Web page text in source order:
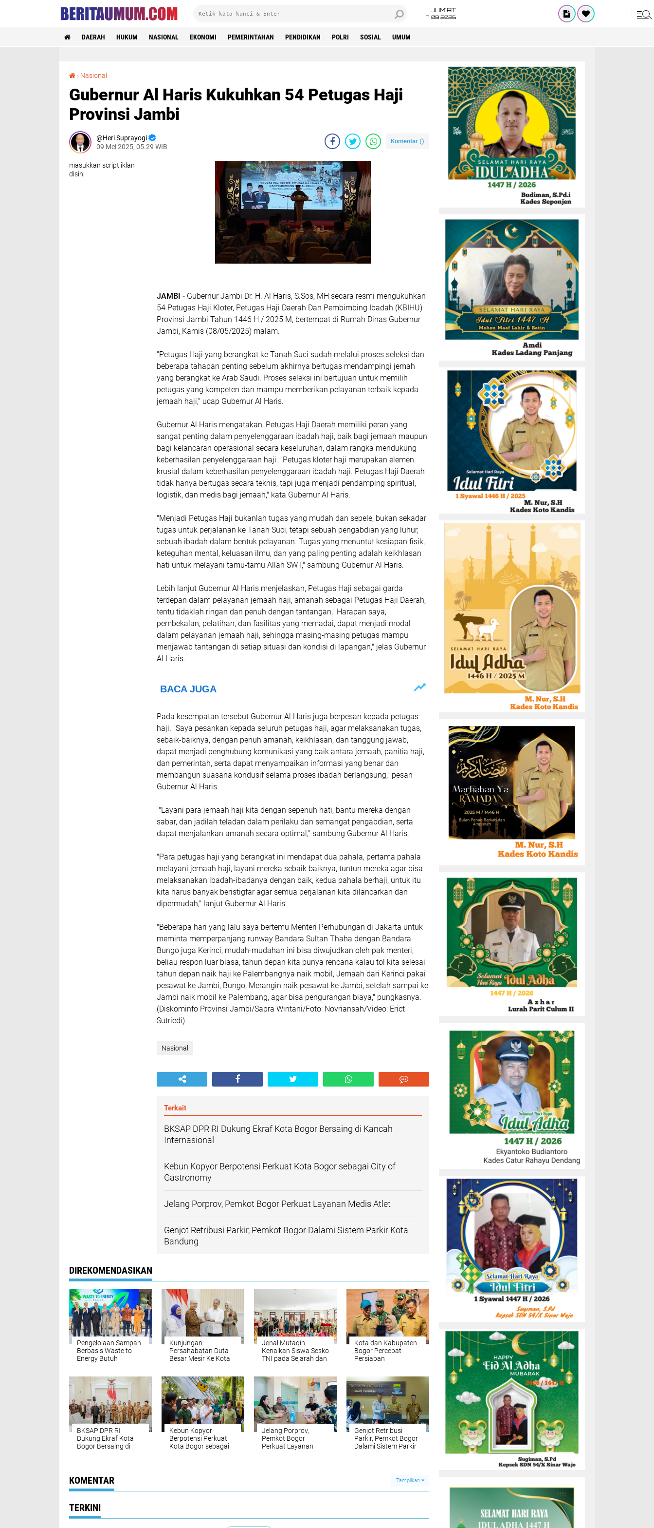
JUM'AT
7 08 2026
DAERAH HUKUM NASIONAL EKONOMI PEMERINTAHAN PENDIDIKAN POLRI SOSIAL UMUM
› Nasional
Gubernur Al Haris Kukuhkan 54 Petugas Haji
Provinsi Jambi
Heri Suprayogi
09 Mei 2025, 05.29 WIB
Komentar ()
masukkan script iklan
disini
JAMBI - Gubernur Jambi Dr. H. Al Haris, S.Sos, MH secara resmi mengukuhkan
54 Petugas Haji Kloter, Petugas Haji Daerah Dan Pembimbing Ibadah (KBIHU)
Provinsi Jambi Tahun 1446 H / 2025 M, bertempat di Rumah Dinas Gubernur
Jambi, Kamis (08/05/2025) malam.
"Petugas Haji yang berangkat ke Tanah Suci sudah melalui proses seleksi dan
beberapa tahapan penting sebelum akhirnya bertugas mendampingi jemah
yang berangkat ke Arab Saudi. Proses seleksi ini bertujuan untuk memilih
petugas yang kompeten dan mampu memberikan pelayanan terbaik kepada
jemaah haji," ucap Gubernur Al Haris.
Gubernur Al Haris mengatakan, Petugas Haji Daerah memiliki peran yang
sangat penting dalam penyelenggaraan ibadah haji, baik bagi jemaah maupun
bagi kelancaran operasional secara keseluruhan, dalam rangka mendukung
keberhasilan penyelenggaraan haji. "Petugas kloter haji merupakan elemen
krusial dalam keberhasilan penyelenggaraan ibadah haji. Petugas Haji Daerah
tidak hanya bertugas secara teknis, tapi juga menjadi pendamping spiritual,
logistik, dan medis bagi jemaah," kata Gubernur Al Haris.
"Menjadi Petugas Haji bukanlah tugas yang mudah dan sepele, bukan sekadar
tugas untuk perjalanan ke Tanah Suci, tetapi sebuah pengabdian yang luhur,
sebuah ibadah dalam bentuk pelayanan. Tugas yang menuntut kesiapan fisik,
keteguhan mental, keluasan ilmu, dan yang paling penting adalah keikhlasan
hati untuk melayani tamu-tamu Allah SWT," sambung Gubernur Al Haris.
Lebih lanjut Gubernur Al Haris menjelaskan, Petugas Haji sebagai garda
terdepan dalam pelayanan jemaah haji, amanah sebagai Petugas Haji Daerah,
tentu tidaklah ringan dan penuh dengan tantangan," Harapan saya,
pembekalan, pelatihan, dan fasilitas yang memadai, dapat menjadi modal
dalam pelayanan jemaah haji, sehingga masing-masing petugas mampu
menjawab tantangan di setiap situasi dan kondisi di lapangan," jelas Gubernur
Al Haris.
Pada kesempatan tersebut Gubernur Al Haris juga berpesan kepada petugas
haji. "Saya pesankan kepada seluruh petugas haji, agar melaksanakan tugas,
sebaik-baiknya, dengan penuh amanah, keikhlasan, dan tanggung jawab,
dapat menjadi penghubung komunikasi yang baik antara jemaah, panitia haji,
dan pemerintah, serta dapat menyampaikan informasi yang benar dan
membangun suasana kondusif selama proses ibadah berlangsung," pesan
Gubernur Al Haris.
"Layani para jemaah haji kita dengan sepenuh hati, bantu mereka dengan
sabar, dan jadilah teladan dalam perilaku dan semangat pengabdian, serta
dapat menjalankan amanah secara optimal," sambung Gubernur Al Haris.
"Para petugas haji yang berangkat ini mendapat dua pahala, pertama pahala
melayani jemaah haji, layani mereka sebaik baiknya, tuntun mereka agar bisa
melaksanakan ibadah-ibadanya dengan baik, kedua pahala berhaji, untuk itu
kita harus banyak beristigfar agar semua perjalanan kita dilancarkan dan
dipermudah," lanjut Gubernur Al Haris.
"Beberapa hari yang lalu saya bertemu Menteri Perhubungan di Jakarta untuk
meminta memperpanjang runway Bandara Sultan Thaha dengan Bandara
Bungo juga Kerinci, mudah-mudahan ini bisa diwujudkan oleh pak menteri,
beliau respon luar biasa, tahun depan kita punya rencana kalau tol kita selesai
tahun depan naik haji ke Palembangnya naik mobil, Jemaah dari Kerinci pakai
pesawat ke Jambi, Bungo, Merangin naik pesawat ke Jambi, setelah sampai ke
Jambi naik mobil ke Palembang, agar bisa pengurangan biaya," pungkasnya.
(Diskominfo Provinsi Jambi/Sapra Wintani/Foto: Novriansah/Video: Erict
Sutriedi)
Nasional
Terkait
BKSAP DPR RI Dukung Ekraf Kota Bogor Bersaing di Kancah
Internasional
Kebun Kopyor Berpotensi Perkuat Kota Bogor sebagai City of
Gastronomy
Jelang Porprov, Pemkot Bogor Perkuat Layanan Medis Atlet
Genjot Retribusi Parkir, Pemkot Bogor Dalami Sistem Parkir Kota
Bandung
DIREKOMENDASIKAN
Pengelolaan Sampah
Berbasis Waste to
Energy Butuh
Kunjungan
Persahabatan Duta
Besar Mesir Ke Kota
Jenal Mutaqin
Kenalkan Siswa Sesko
TNI pada Sejarah dan
Kota dan Kabupaten
Bogor Percepat
Persiapan
BKSAP DPR RI
Dukung Ekraf Kota
Bogor Bersaing di
Kebun Kopyor
Berpotensi Perkuat
Kota Bogor sebagai
Jelang Porprov,
Pemkot Bogor
Perkuat Layanan
Genjot Retribusi
Parkir, Pemkot Bogor
Dalami Sistem Parkir
KOMENTAR Tampilkan
TERKINI